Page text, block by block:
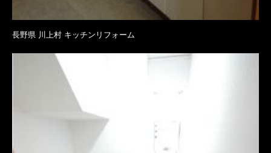
長野県 川上村 キッチンリフォーム